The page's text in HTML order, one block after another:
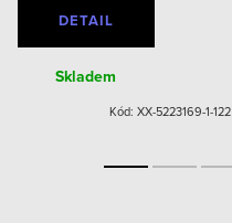
DETAIL
Skladem
Kód: XX-5223169-1-122